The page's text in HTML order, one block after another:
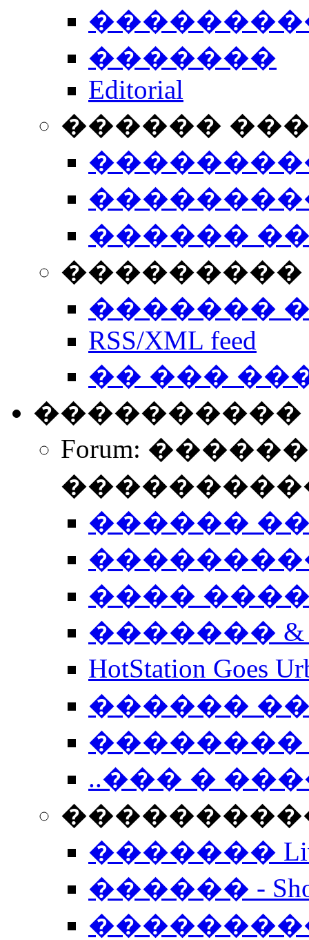
�������
Editorial
������
������
���������
�������
RSS/XML feed
�� ���
����������
Forum:
������
����
�������
HotStation
������
��������
..��� �
����������
�������
������ -